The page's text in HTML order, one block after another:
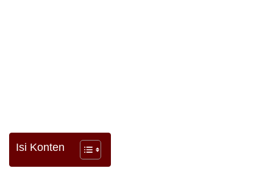
Isi Konten